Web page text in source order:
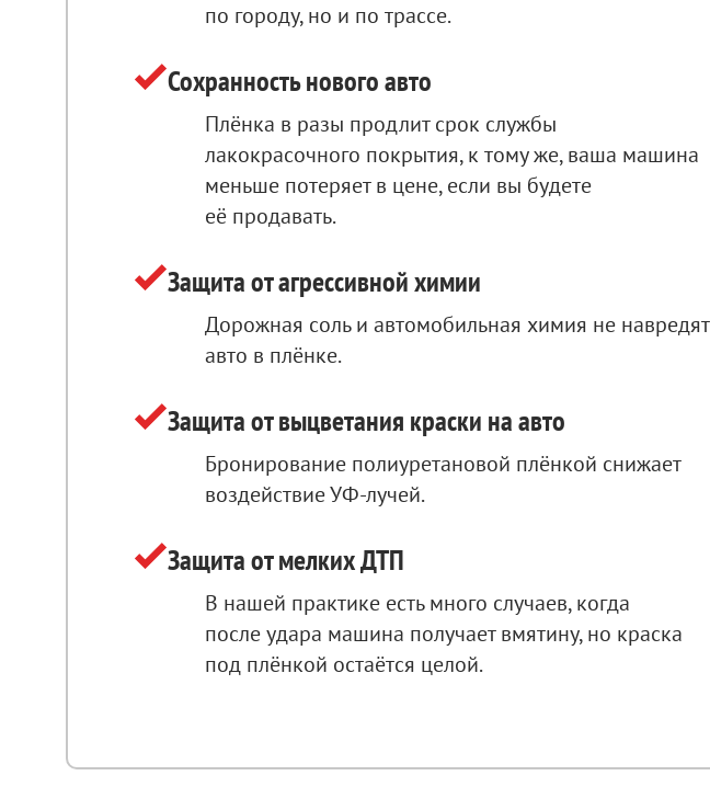
по городу, но и по трассе.
Сохранность нового авто
Плёнка в разы продлит срок службы
лакокрасочного покрытия, к тому же, ваша машина
меньше потеряет в цене, если вы будете
её продавать.
Защита от агрессивной химии
Дорожная соль и автомобильная химия не навредят
авто в плёнке.
Защита от выцветания краски на авто
Бронирование полиуретановой плёнкой снижает
воздействие УФ-лучей.
Защита от мелких ДТП
В нашей практике есть много случаев, когда
после удара машина получает вмятину, но краска
под плёнкой остаётся целой.